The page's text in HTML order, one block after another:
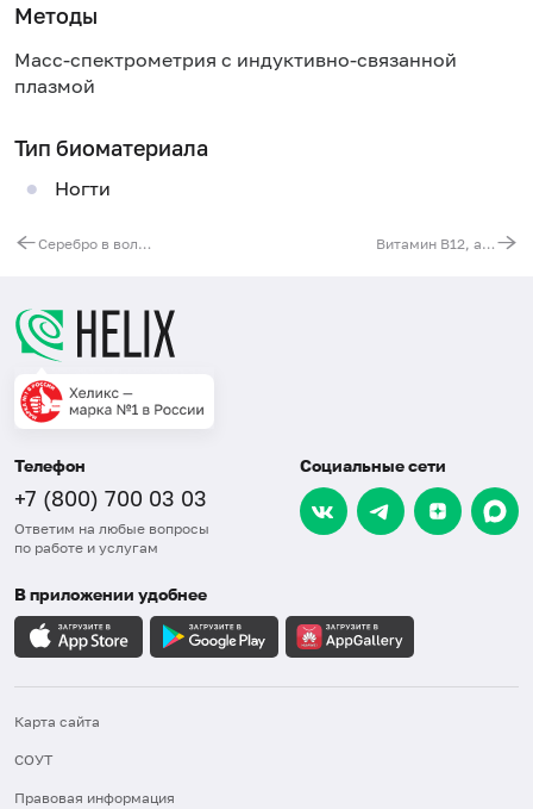
Методы
Масс-спектрометрия с индуктивно-связанной
плазмой
Тип биоматериала
Ногти
Серебро в волосах Витамин B12, активный (холотранскобаламин)
Телефон
+7 (800) 700 03 03
Ответим на любые вопросы
по работе и услугам
Социальные сети
В приложении удобнее
Карта сайта
СОУТ
Правовая информация